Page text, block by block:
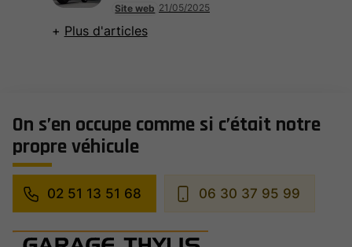
Site web 21/05/2025
Plus d'articles
On s’en occupe comme si c’était notre
propre véhicule
02 51 13 51 68 06 30 37 95 99